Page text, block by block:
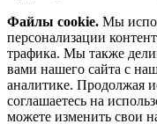
Файлы cookie. Мы
персонализации
трафика. Мы также
вами нашего сайта с
аналитике. Продолжая
соглашаетесь на
можете изменить свои